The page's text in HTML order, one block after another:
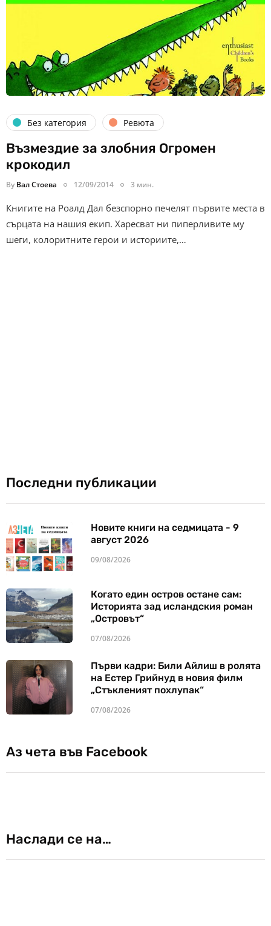
Без категория Ревюта
Възмездие за злобния Огромен
крокодил
By Вал Стоева 12/09/2014 3 мин.
Книгите на Роалд Дал безспорно печелят първите места в
сърцата на нашия екип. Харесват ни пиперливите му
шеги, колоритните герои и историите,…
Последни публикации
Новите книги на седмицата - 9
август 2026
09/08/2026
Когато един остров остане сам:
Историята зад исландския роман
„Островът“
07/08/2026
Първи кадри: Били Айлиш в ролята
на Естер Грийнуд в новия филм
„Стъкленият похлупак“
07/08/2026
Аз чета във Facebook
Наслади се на…